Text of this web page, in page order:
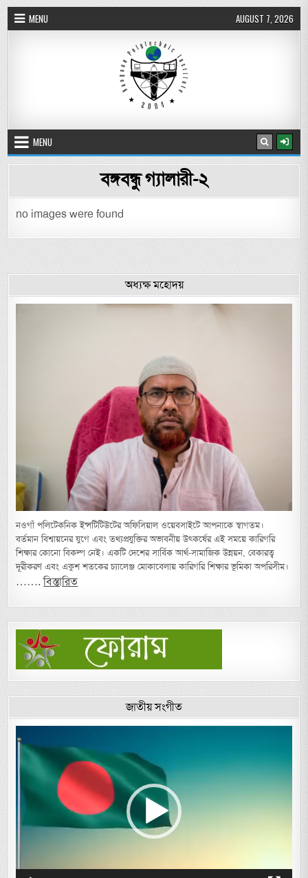
Skip to content
MENU AUGUST 7, 2026
MENU
বঙ্গবন্ধু গ্যালারী-২
no images were found
অধ্যক্ষ মহোদয়
নওগাঁ পলিটেকনিক ইন্সটিটিউটের অফিসিয়াল ওয়েবসাইটে আপনাকে স্বাগতম।
বর্তমান বিশ্বায়নের যুগে এবং তথ্যপ্রযুক্তির অভাবনীয় উৎকর্ষের এই সময়ে কারিগরি
শিক্ষার কোনো বিকল্প নেই। একটি দেশের সার্বিক আর্থ-সামাজিক উন্নয়ন, বেকারত্ব
দূরীকরণ এবং একুশ শতকের চ্যালেঞ্জ মোকাবেলায় কারিগরি শিক্ষার ভূমিকা অপরিসীম।
…….বিস্তারিত
জাতীয় সংগীত
Player